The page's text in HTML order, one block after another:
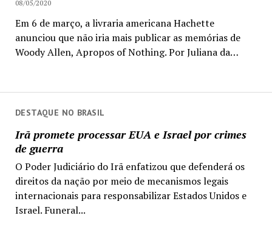
DESTAQUE NO BRASIL
Irã promete processar EUA e Israel por crimes
de guerra
O Poder Judiciário do Irã enfatizou que defenderá os
direitos da nação por meio de mecanismos legais
internacionais para responsabilizar Estados Unidos e
Israel. Funeral...
08/05/2020
Em 6 de março, a livraria americana Hachette
anunciou que não iria mais publicar as memórias de
Woody Allen, Apropos of Nothing. Por Juliana da…